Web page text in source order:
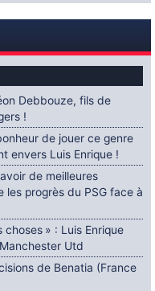
Debbouze, fils de
!
de jouer ce genre
envers Luis Enrique !
de meilleures
les progrès du PSG face à
choses » : Luis Enrique
Utd
de Benatia (France